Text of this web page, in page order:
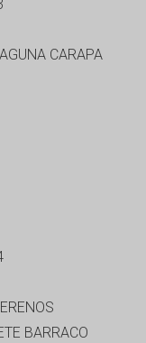
CARAPA
BARRACO